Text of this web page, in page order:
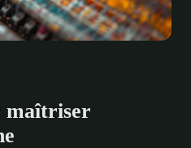
maîtriser